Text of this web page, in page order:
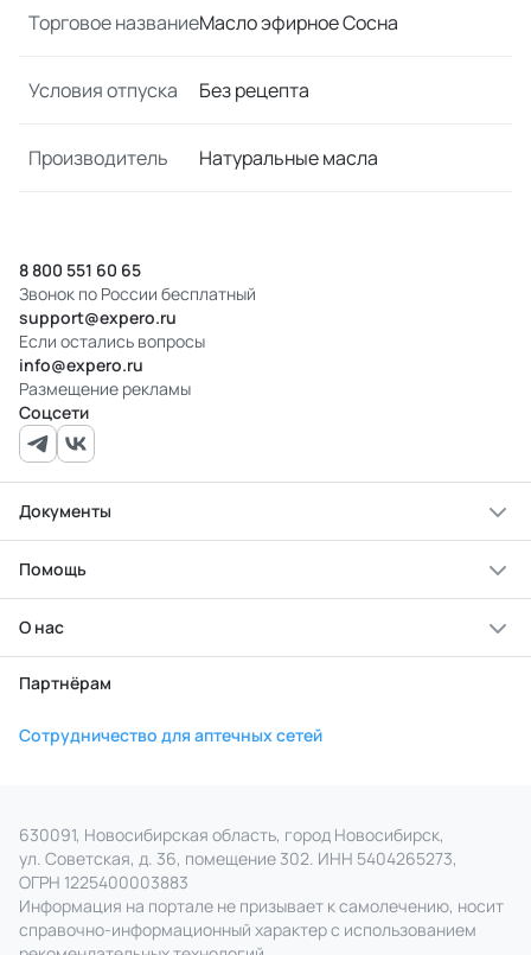
Торговое названиеМасло эфирное Сосна
Условия отпуска Без рецепта
Производитель Натуральные масла
8 800 551 60 65
Звонок по России бесплатный
support@expero.ru
Если остались вопросы
info@expero.ru
Размещение рекламы
Соцсети
Документы
Помощь
О нас
Партнёрам
Сотрудничество для аптечных сетей
630091, Новосибирская область, город Новосибирск,
ул. Советская, д. 36, помещение 302. ИНН 5404265273,
ОГРН 1225400003883
Информация на портале не призывает к самолечению, носит
справочно‑информационный характер с использованием